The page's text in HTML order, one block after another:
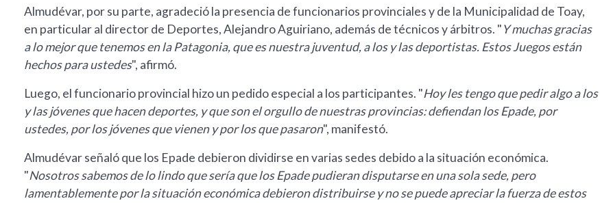
Almudévar, por su parte, agradeció la presencia de funcionarios provinciales y de la Municipalidad de Toay,
en particular al director de Deportes, Alejandro Aguiriano, además de técnicos y árbitros. "Y muchas gracias
a lo mejor que tenemos en la Patagonia, que es nuestra juventud, a los y las deportistas. Estos Juegos están
hechos para ustedes", afirmó.
Luego, el funcionario provincial hizo un pedido especial a los participantes. "Hoy les tengo que pedir algo a los
y las jóvenes que hacen deportes, y que son el orgullo de nuestras provincias: defiendan los Epade, por
ustedes, por los jóvenes que vienen y por los que pasaron", manifestó.
Almudévar señaló que los Epade debieron dividirse en varias sedes debido a la situación económica.
"Nosotros sabemos de lo lindo que sería que los Epade pudieran disputarse en una sola sede, pero
lamentablemente por la situación económica debieron distribuirse y no se puede apreciar la fuerza de estos